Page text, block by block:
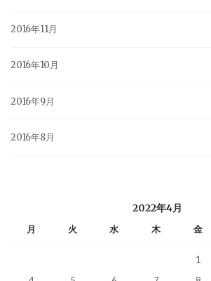
2016年11月
2016年10月
2016年9月
2016年8月
2022年4月
月 火 水 木 金
1